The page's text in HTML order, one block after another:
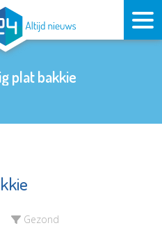
plat bakkie
Gezond